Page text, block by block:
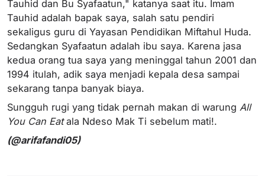
Tauhid dan Bu Syafaatun," katanya saat itu. Imam
Tauhid adalah bapak saya, salah satu pendiri
sekaligus guru di Yayasan Pendidikan Miftahul Huda.
Sedangkan Syafaatun adalah ibu saya. Karena jasa
kedua orang tua saya yang meninggal tahun 2001 dan
1994 itulah, adik saya menjadi kepala desa sampai
sekarang tanpa banyak biaya.
Sungguh rugi yang tidak pernah makan di warung All
You Can Eatala Ndeso Mak Ti sebelum mati!.
(@arifafandi05)